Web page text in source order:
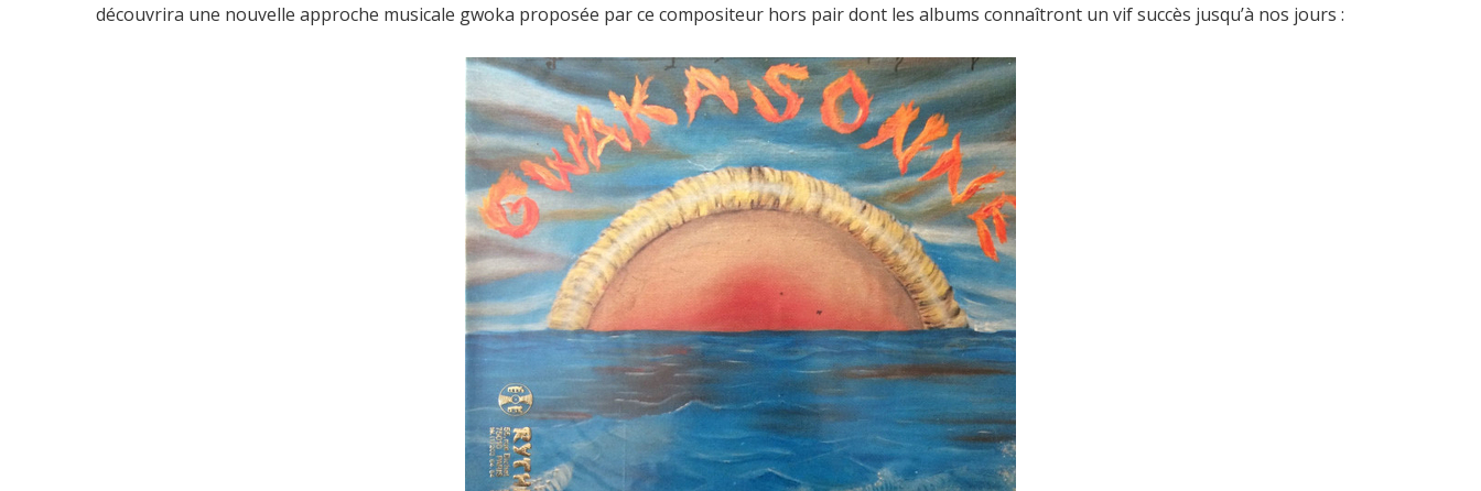
découvrira une nouvelle approche musicale gwoka proposée par ce compositeur hors pair dont les albums connaîtront un vif succès jusqu’à nos jours :